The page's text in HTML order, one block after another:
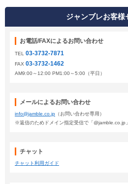
ジャンブレお客様
お電話/FAXによるお問い合わせ
TEL 03-3732-7871
FAX 03-3732-1462
AM9:00～12:00 PM1:00～5:00（平日）
メールによるお問い合わせ
info@jamble.co.jp （お問い合わせ専用）
※返信のためドメイン指定受信で「@jamble.co.jp
チャット
チャット利用ガイド